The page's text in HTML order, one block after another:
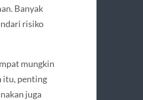
Banyak
risiko
mungkin
itu, penting
juga